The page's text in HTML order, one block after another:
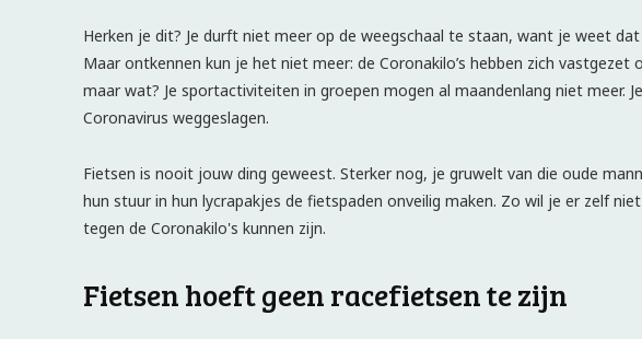
Herken je dit? Je durft niet meer op de weegschaal te staan, want je weet
Maar ontkennen kun je het niet meer: de Coronakilo’s hebben zich
maar wat? Je sportactiviteiten in groepen mogen al maandenlang niet meer.
Coronavirus weggeslagen.
Fietsen is nooit jouw ding geweest. Sterker nog, je gruwelt van die oude
hun stuur in hun lycrapakjes de fietspaden onveilig maken. Zo wil je er zelf
tegen de Coronakilo's kunnen zijn.
Fietsen hoeft geen racefietsen te zijn